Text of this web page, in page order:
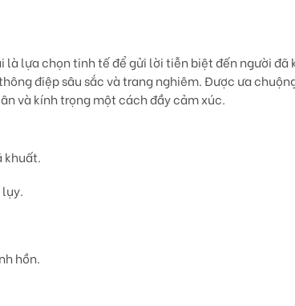
là lựa chọn tinh tế để gửi lời tiễn biệt đến người đã
điệp sâu sắc và trang nghiêm. Được ưa
và kính trọng một cách đầy cảm xúc.
khuất.
hồn.